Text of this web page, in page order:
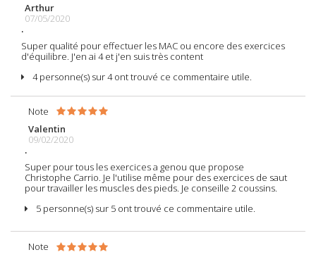
Arthur
07/05/2020
.
Super qualité pour effectuer les MAC ou encore des exercices
d'équilibre. J'en ai 4 et j'en suis très content
4 personne(s) sur 4 ont trouvé ce commentaire utile.
Note
Valentin
09/02/2020
.
Super pour tous les exercices a genou que propose
Christophe Carrio. Je l'utilise même pour des exercices de saut
pour travailler les muscles des pieds. Je conseille 2 coussins.
5 personne(s) sur 5 ont trouvé ce commentaire utile.
Note